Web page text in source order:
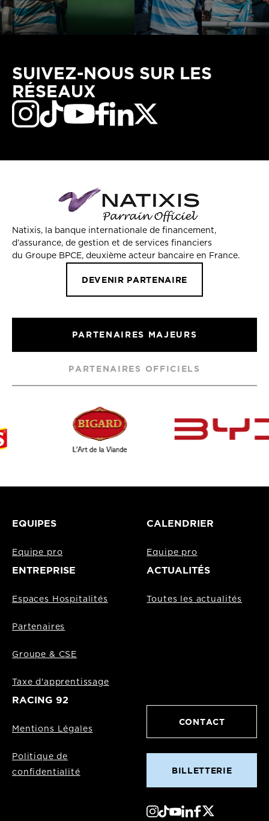
SUIVEZ-NOUS SUR LES
RÉSEAUX
Natixis, la banque internationale de financement,
d’assurance, de gestion et de services financiers
du Groupe BPCE, deuxième acteur bancaire en France.
DEVENIR PARTENAIRE
PARTENAIRES MAJEURS
PARTENAIRES OFFICIELS
EQUIPES
Equipe pro
CALENDRIER
Equipe pro
ENTREPRISE
Espaces Hospitalités
Partenaires
Groupe & CSE
Taxe d'apprentissage
ACTUALITÉS
Toutes les actualités
RACING 92
Mentions Légales
Politique de
confidentialité
CONTACT
BILLETTERIE